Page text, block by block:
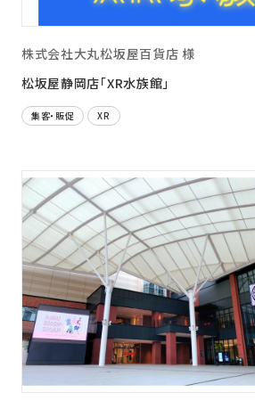
株式会社大丸松坂屋百貨店 様
松坂屋静岡店「XR水族館」
集客・販促 XR